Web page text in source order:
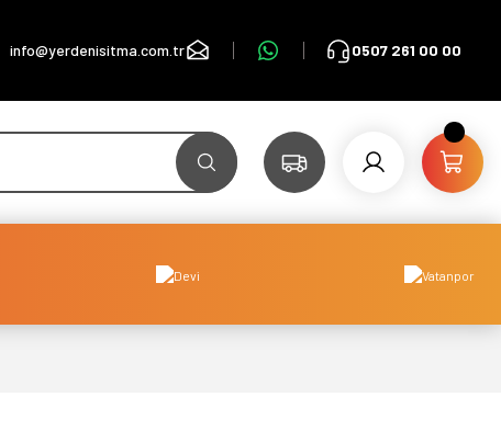
info@yerdenisitma.com.tr 0507 261 00 00